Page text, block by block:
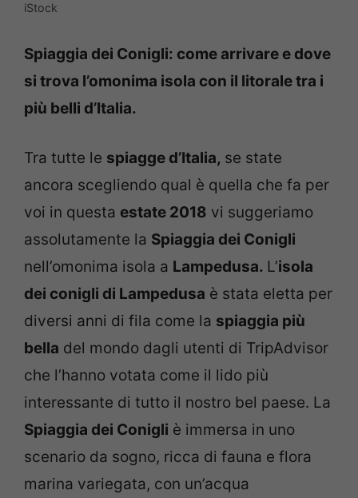
iStock
Spiaggia dei Conigli: come arrivare e dove
si trova l’omonima isola con il litorale tra i
più belli d’Italia.
Tra tutte le spiagge d’Italia, se state
ancora scegliendo qual è quella che fa per
voi in questa estate 2018 vi suggeriamo
assolutamente la Spiaggia dei Conigli
nell’omonima isola a Lampedusa. L’isola
dei conigli di Lampedusa è stata eletta per
diversi anni di fila come la spiaggia più
bella del mondo dagli utenti di TripAdvisor
che l’hanno votata come il lido più
interessante di tutto il nostro bel paese. La
Spiaggia dei Conigli è immersa in uno
scenario da sogno, ricca di fauna e flora
marina variegata, con un’acqua